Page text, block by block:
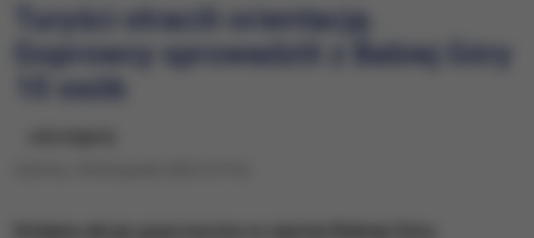
Turyści stracili orientację.
Goprowcy sprowadzili z Babiej Góry
10 osób